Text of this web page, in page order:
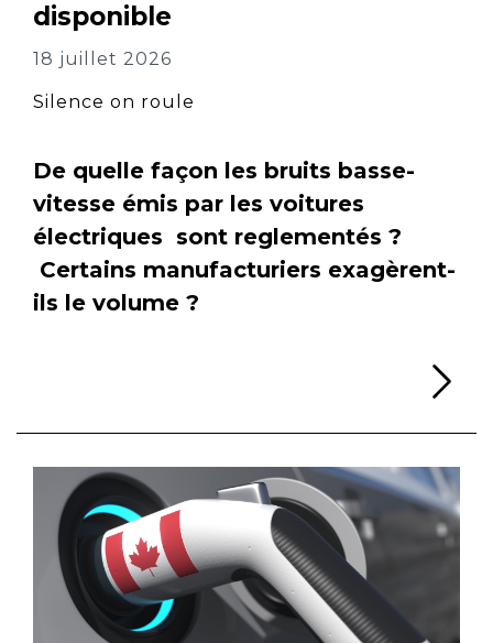
disponible
18 juillet 2026
Silence on roule
De quelle façon les bruits basse-
vitesse émis par les voitures
électriques sont reglementés ?
Certains manufacturiers exagèrent-
ils le volume ?